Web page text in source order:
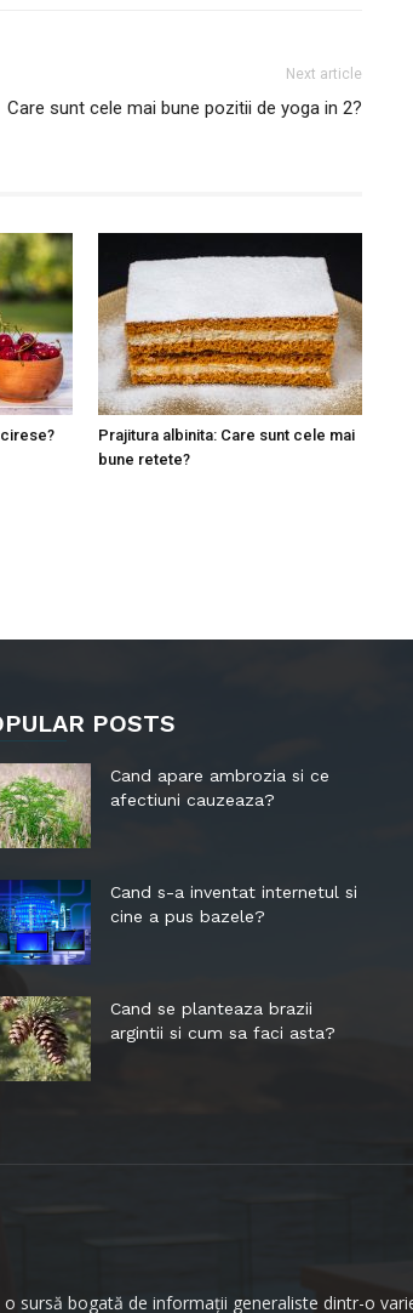
Next article
Care sunt cele mai bune pozitii de yoga in 2?
Prajitura albinita: Care sunt cele mai
bune retete?
POSTS
Cand apare ambrozia si ce
afectiuni cauzeaza?
Cand s-a inventat internetul si
cine a pus bazele?
Cand se planteaza brazii
argintii si cum sa faci asta?
sursă bogată de informații generaliste dintr-o